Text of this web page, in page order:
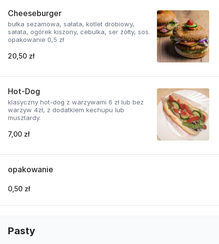
Cheeseburger
bułka sezamowa, sałata, kotlet drobiowy,
sałata, ogórek kiszony, cebulka, ser żółty, sos.
opakowanie 0,5 zł
20,50 zł
Hot-Dog
klasyczny hot-dog z warzywami 6 zł lub bez
warzyw 4zł, z dodatkiem kechupu lub
musztardy.
7,00 zł
opakowanie
0,50 zł
Pasty